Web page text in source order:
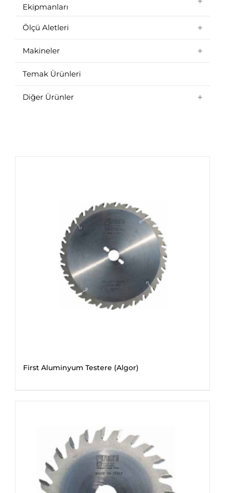
First Aluminyum Testere (Algor)
Ekipmanları
Ölçü Aletleri
Makineler
Temak Ürünleri
Diğer Ürünler